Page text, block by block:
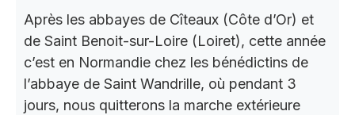
Après les abbayes de Cîteaux (Côte d’Or) et
de Saint Benoit-sur-Loire (Loiret), cette année
c’est en Normandie chez les bénédictins de
l’abbaye de Saint Wandrille, où pendant 3
jours, nous quitterons la marche extérieure